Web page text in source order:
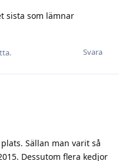
sista som lämnar
Svara
Sällan man varit så
Dessutom flera kedjor